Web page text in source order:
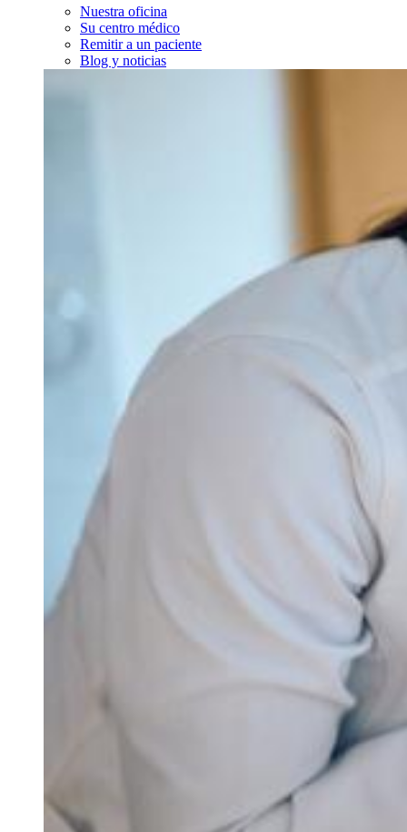
Nuestra oficina
Su centro médico
Remitir a un paciente
Blog y noticias